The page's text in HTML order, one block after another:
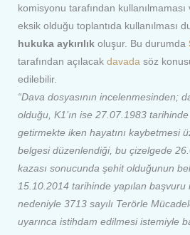
komisyonu tarafından
eksik olduğu toplantıda kullanılması
hukuka aykırılık oluşur. Bu durumda
tarafından açılacak davada söz
edilebilir.
“Dava dosyasının incelenmesinden;
olduğu, K1’ın ise 27.07.1983
getirmekte iken hayatını kaybetmesi
belgesi düzenlendiği, bu çizelgede
kazası sonucunda şehit olduğunun
15.10.2014 tarihinde yapılan
nedeniyle 3713 sayılı Terörle
uyarınca istihdam edilmesi istemiyle